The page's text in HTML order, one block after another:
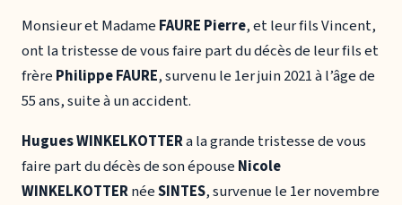
Monsieur et Madame FAURE Pierre, et leur fils Vincent,
ont la tristesse de vous faire part du décès de leur fils et
frère Philippe FAURE, survenu le 1er juin 2021 à l’âge de
55 ans, suite à un accident.
Hugues WINKELKOTTERa la grande tristesse de vous
faire part du décès de son épouse Nicole
WINKELKOTTERnéeSINTES, survenue le 1er novembre